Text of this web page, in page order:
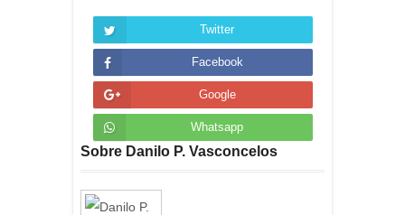
Twitter
Facebook
Google
Whatsapp
Sobre Danilo P. Vasconcelos